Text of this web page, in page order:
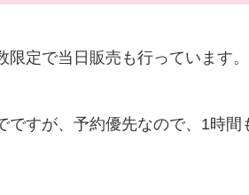
定で当日販売も行っています。
ですが、予約優先なので、1時間